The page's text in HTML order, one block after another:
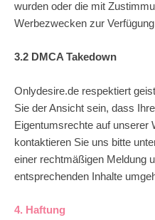
wurden oder die mit
Werbezwecken zur
3.2 DMCA Takedown
Onlydesire.de respektiert
Sie der Ansicht sein, dass
Eigentumsrechte auf unserer
kontaktieren Sie uns bitte
einer rechtmäßigen Meldung
entsprechenden Inhalte
4. Haftung